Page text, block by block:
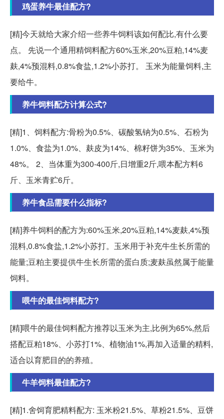
鸡蛋养牛最佳配方?
[精]今天就给大家介绍一些养牛饲料该如何配比,有什么要
点。 先说一个通用精饲料配方60%玉米,20%豆粕,14%麦
麸,4%预混料,0.8%食盐,1.2%小苏打。 玉米为能量饲料,主
要给牛。
养牛饲料配方计算公式?
[精]1、饲料配方:骨粉为0.5%、碳酸氢钠为0.5%、石粉为
1.0%、食盐为1.0%、麸皮为14%、棉籽饼为35%、玉米为
48%。 2、当体重为300-400斤,日增重2斤,喂本配方料6
斤、玉米青贮6斤。
养牛食品需要什么指标?
[精]养牛饲料的配方为:60%玉米,20%豆粕,14%麦麸,4%预
混料,0.8%食盐,1.2%小苏打。玉米用于补充牛生长所需的
能量;豆粕主要提供牛生长所需的蛋白质;麦麸虽然属于能量
饲料。
喂牛的最佳饲料配方?
[精]喂牛的最佳饲料配方推荐以玉米为主,比例为65%,然后
搭配豆粕18%、小苏打1%、植物油1%,再加入适量的精料,
适合以育肥目的的养殖。
牛羊饲料最佳配方?
[精]1.舍饲育肥精料配方: 玉米粉21.5%、草粉21.5%、豆饼